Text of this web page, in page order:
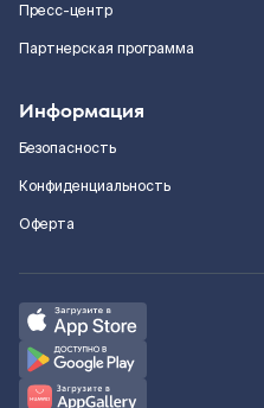
Пресс-центр
Партнерская программа
Информация
Безопасность
Конфиденциальность
Оферта